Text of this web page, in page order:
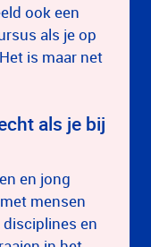
ook een
als je op
is maar net
als je bij
en jong
mensen
en